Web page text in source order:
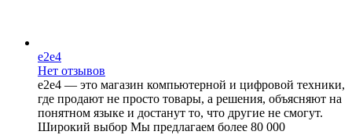
e2e4
Нет отзывов
e2e4 — это магазин компьютерной и цифровой техники,
где продают не просто товары, а решения, объясняют на
понятном языке и достанут то, что другие не смогут.
Широкий выбор Мы предлагаем более 80 000